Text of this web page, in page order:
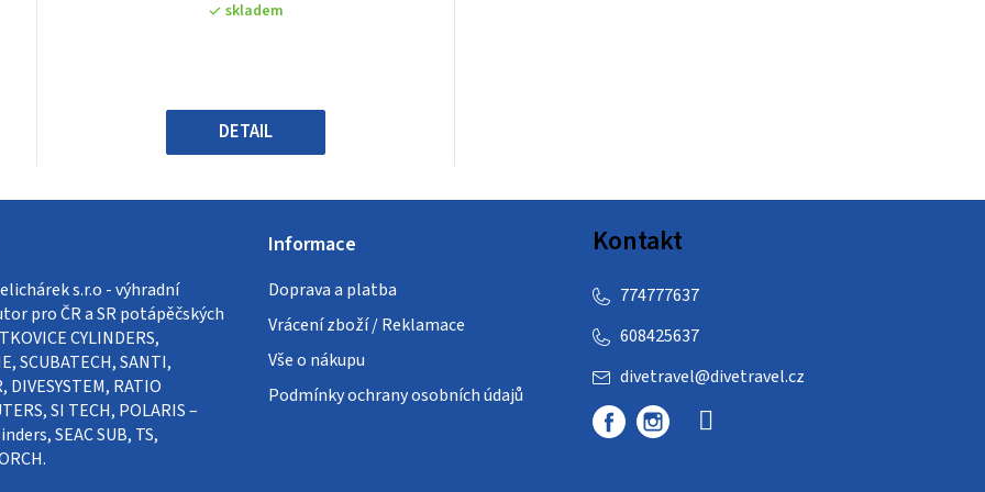
produktu
hvězdiček.
skladem
DETAIL
s.r.o - výhradní
pro ČR a SR potápěčských
CYLINDERS,
SCUBATECH, SANTI,
DIVESYSTEM, RATIO
SI TECH, POLARIS –
SEAC SUB, TS,
Informace
Doprava a platba
Vrácení zboží / Reklamace
Vše o nákupu
Podmínky ochrany osobních údajů
Kontakt
divetravel@divetravel.cz
608425637
774777637